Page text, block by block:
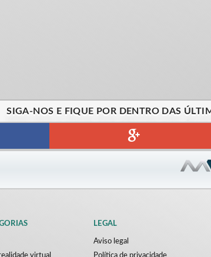
SIGA-NOS E FIQUE POR DENTRO DAS
LEGAL
Aviso legal